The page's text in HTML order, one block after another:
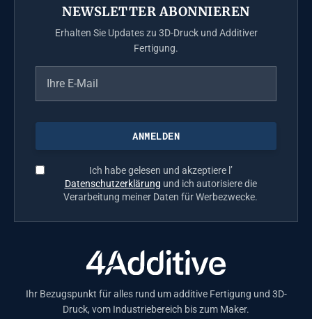
NEWSLETTER ABONNIEREN
Erhalten Sie Updates zu 3D-Druck und Additiver
Fertigung.
Ich habe gelesen und akzeptiere l’
Datenschutzerklärung und ich autorisiere die
Verarbeitung meiner Daten für Werbezwecke.
Ihr Bezugspunkt für alles rund um additive Fertigung und 3D-
Druck, vom Industriebereich bis zum Maker.